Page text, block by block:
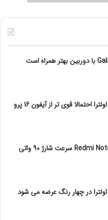
گلکسی اس 25 اولترا احتمالا قوی تر از آیفون 16 پرو
گوشی Redmi Note 14 Pro سرعت شارژ 90 واتی